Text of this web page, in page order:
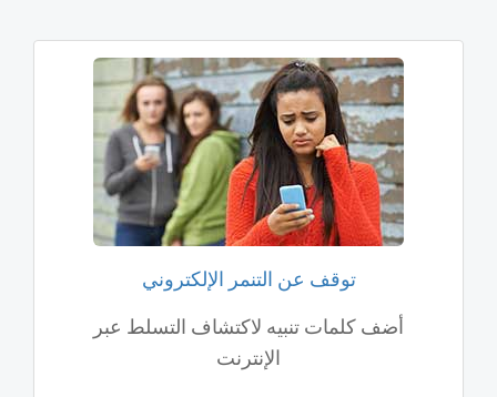
توقف عن التنمر الإلكتروني
أضف كلمات تنبيه لاكتشاف التسلط عبر
الإنترنت